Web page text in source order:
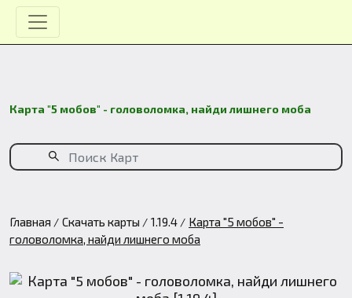
Карта "5 мобов" - головоломка, найди лишнего моба
Главная Скачать карты 1.19.4
Карта "5 мобов" -
головоломка, найди лишнего моба